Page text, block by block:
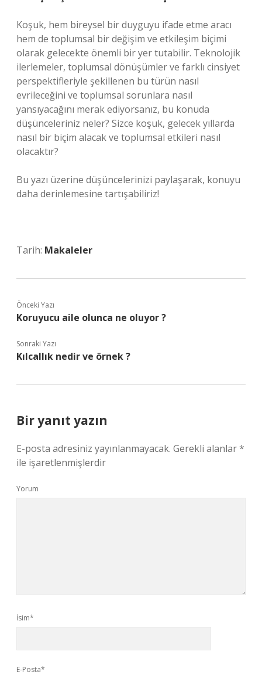
Koşuk, hem bireysel bir duyguyu ifade etme aracı
hem de toplumsal bir değişim ve etkileşim biçimi
olarak gelecekte önemli bir yer tutabilir. Teknolojik
ilerlemeler, toplumsal dönüşümler ve farklı cinsiyet
perspektifleriyle şekillenen bu türün nasıl
evrileceğini ve toplumsal sorunlara nasıl
yansıyacağını merak ediyorsanız, bu konuda
düşünceleriniz neler? Sizce koşuk, gelecek yıllarda
nasıl bir biçim alacak ve toplumsal etkileri nasıl
olacaktır?
Bu yazı üzerine düşüncelerinizi paylaşarak, konuyu
daha derinlemesine tartışabiliriz!
Tarih: Makaleler
Önceki Yazı
Koruyucu aile olunca ne oluyor ?
Sonraki Yazı
Kılcallık nedir ve örnek ?
Bir yanıt yazın
E-posta adresiniz yayınlanmayacak. Gerekli alanlar*
ile işaretlenmişlerdir
Yorum
İsim*
E-Posta*